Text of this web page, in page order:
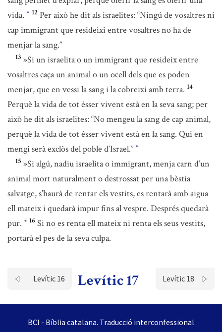
vida. * 12 Per això he dit als israelites: “Ningú de vosaltres ni
cap immigrant que resideixi entre vosaltres no ha de
menjar la sang.”
13 »Si un israelita o un immigrant que resideix entre
vosaltres caça un animal o un ocell dels que es poden
menjar, que en vessi la sang i la cobreixi amb terra. 14
Perquè la vida de tot ésser vivent està en la seva sang; per
això he dit als israelites: “No mengeu la sang de cap animal,
perquè la vida de tot ésser vivent està en la sang. Qui en
mengi serà exclòs del poble d’Israel.” *
15 »Si algú, nadiu israelita o immigrant, menja carn d’un
animal mort naturalment o destrossat per una bèstia
salvatge, s’haurà de rentar els vestits, es rentarà amb aigua
ell mateix i quedarà impur fins al vespre. Després quedarà
pur. * 16 Si no es renta ell mateix ni renta els seus vestits,
portarà el pes de la seva culpa.
Levític 16 Levític 17 Levític 18
BCI - Bíblia catalana. Traducció interconfessional